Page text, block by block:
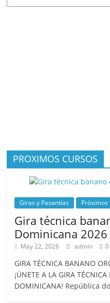
PROXIMOS CURSOS
Giras y Pasantías Próximos
Gira técnica
Dominicana 2026
May 22, 2026 admin 0
GIRA TÉCNICA BANANO
¡ÚNETE A LA GIRA
DOMINICANA! República